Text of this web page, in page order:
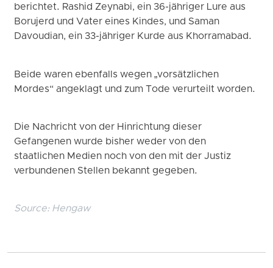
berichtet. Rashid Zeynabi, ein 36-jähriger Lure aus
Borujerd und Vater eines Kindes, und Saman
Davoudian, ein 33-jähriger Kurde aus Khorramabad.
Beide waren ebenfalls wegen „vorsätzlichen
Mordes“ angeklagt und zum Tode verurteilt worden.
Die Nachricht von der Hinrichtung dieser
Gefangenen wurde bisher weder von den
staatlichen Medien noch von den mit der Justiz
verbundenen Stellen bekannt gegeben.
Source: Hengaw